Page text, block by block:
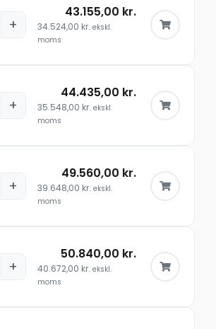
+
43.155,00 kr.
34.524,00 kr. ekskl.
moms
+
44.435,00 kr.
35.548,00 kr. ekskl.
moms
+
49.560,00 kr.
39.648,00 kr. ekskl.
moms
+
50.840,00 kr.
40.672,00 kr. ekskl.
moms